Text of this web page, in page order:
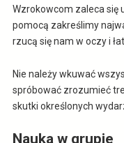
Wzrokowcom zaleca się
pomocą zakreślimy
rzucą się nam w oczy i
Nie należy wkuwać
spróbować zrozumieć
skutki określonych
Nauka w grupie